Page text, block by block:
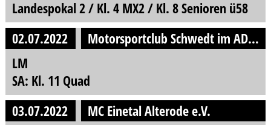
Landespokal 2 / Kl. 4 MX2 / Kl. 8 Senioren ü58
02.07.2022
Motorsportclub Schwedt im ADAC e.V.
LM
SA: Kl. 11 Quad
03.07.2022
MC Einetal Alterode e.V.